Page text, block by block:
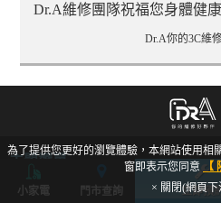
Dr.A維修團隊祝福您身體健
Dr.A你的3C維
主題選單
小家電 門市查詢 立即預
為了提供您更好的瀏覽體驗，本網站使用相
窗即表示您同意 【
× 關閉(網頁